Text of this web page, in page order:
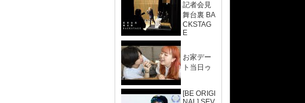
記者会見
舞台裏 BA
CKSTAG
E
お家デー
ト当日ゥ
[BE ORIGI